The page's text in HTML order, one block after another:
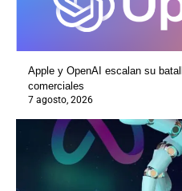
Apple y OpenAI escalan su
comerciales
7 agosto, 2026